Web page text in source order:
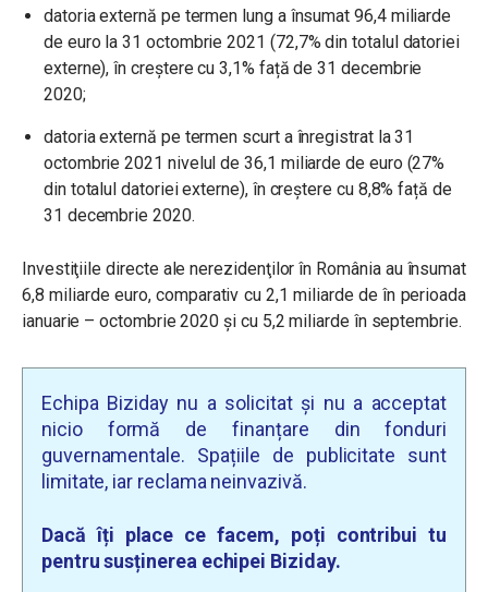
datoria externă pe termen lung a însumat 96,4 miliarde
de euro la 31 octombrie 2021 (72,7% din totalul datoriei
externe), în creștere cu 3,1% față de 31 decembrie
2020;
datoria externă pe termen scurt a înregistrat la 31
octombrie 2021 nivelul de 36,1 miliarde de euro (27%
din totalul datoriei externe), în creștere cu 8,8% față de
31 decembrie 2020.
Investiţiile directe ale nerezidenţilor în România au însumat
6,8 miliarde euro, comparativ cu 2,1 miliarde de în perioada
ianuarie – octombrie 2020 și cu 5,2 miliarde în septembrie.
Echipa Biziday nu a solicitat și nu a acceptat
nicio formă de finanțare din fonduri
guvernamentale. Spațiile de publicitate sunt
limitate, iar reclama neinvazivă.
Dacă îți place ce facem, poți contribui tu
pentru susținerea echipei Biziday.